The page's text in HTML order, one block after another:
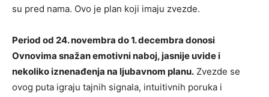
su pred nama. Ovo je plan koji imaju zvezde.
Period od 24. novembra do 1. decembra donosi
Ovnovima snažan emotivni naboj, jasnije uvide i
nekoliko iznenađenja na ljubavnom planu. Zvezde se
ovog puta igraju tajnih signala, intuitivnih poruka i